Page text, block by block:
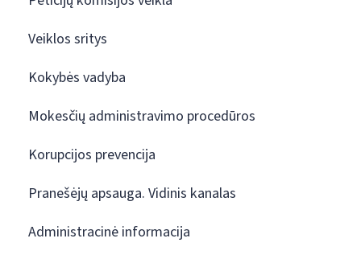
Veiklos sritys
Kokybės vadyba
Mokesčių administravimo procedūros
Korupcijos prevencija
Pranešėjų apsauga. Vidinis kanalas
Administracinė informacija